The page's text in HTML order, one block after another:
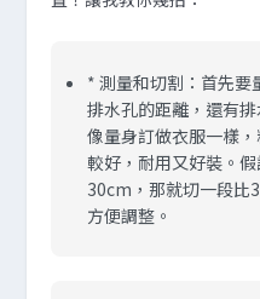
*測量和切割： 首先要
排水孔的距離，還有
像量身訂做衣服一樣
較好，耐用又好裝。
30cm，那就切一段比
方便調整。